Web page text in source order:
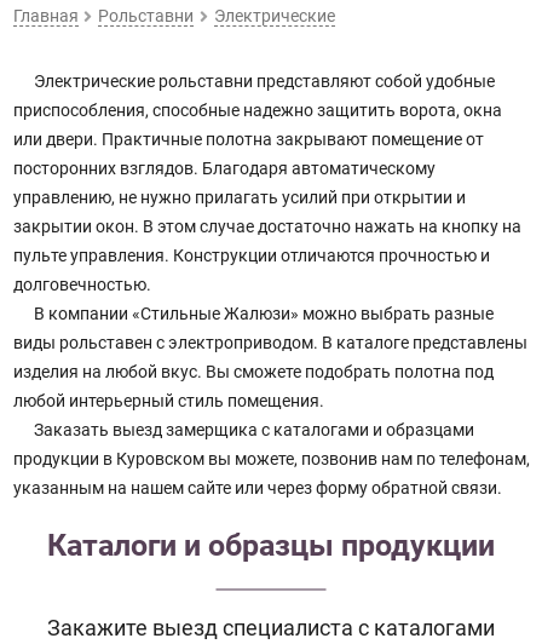
Главная Рольставни Электрические
Электрические рольставни представляют собой удобные
приспособления, способные надежно защитить ворота, окна
или двери. Практичные полотна закрывают помещение от
посторонних взглядов. Благодаря автоматическому
управлению, не нужно прилагать усилий при открытии и
закрытии окон. В этом случае достаточно нажать на кнопку на
пульте управления. Конструкции отличаются прочностью и
долговечностью.
В компании «Стильные Жалюзи» можно выбрать разные
виды рольставен с электроприводом. В каталоге представлены
изделия на любой вкус. Вы сможете подобрать полотна под
любой интерьерный стиль помещения.
Заказать выезд замерщика с каталогами и образцами
продукции в Куровском вы можете, позвонив нам по телефонам,
указанным на нашем сайте или через форму обратной связи.
Каталоги и образцы продукции
Закажите выезд специалиста с каталогами